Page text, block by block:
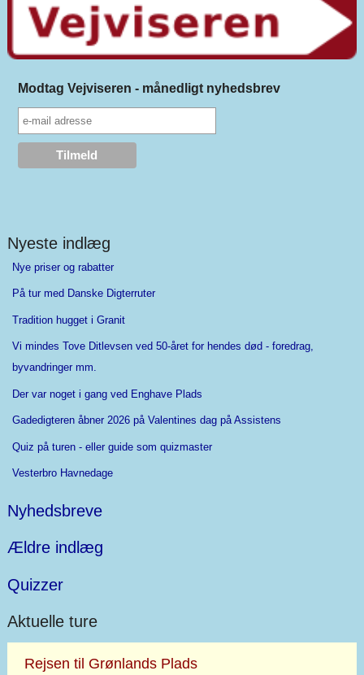
Modtag Vejviseren - månedligt nyhedsbrev
Nyeste indlæg
Nye priser og rabatter
På tur med Danske Digterruter
Tradition hugget i Granit
Vi mindes Tove Ditlevsen ved 50-året for hendes død - foredrag,
byvandringer mm.
Der var noget i gang ved Enghave Plads
Gadedigteren åbner 2026 på Valentines dag på Assistens
Quiz på turen - eller guide som quizmaster
Vesterbro Havnedage
Nyhedsbreve
Ældre indlæg
Quizzer
Aktuelle ture
Rejsen til Grønlands Plads